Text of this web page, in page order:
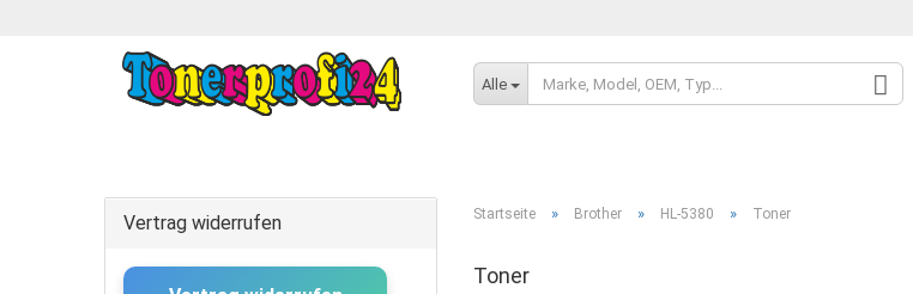
Alle
Startseite » Brother » HL-5380 » Toner
Toner
Vertrag widerrufen